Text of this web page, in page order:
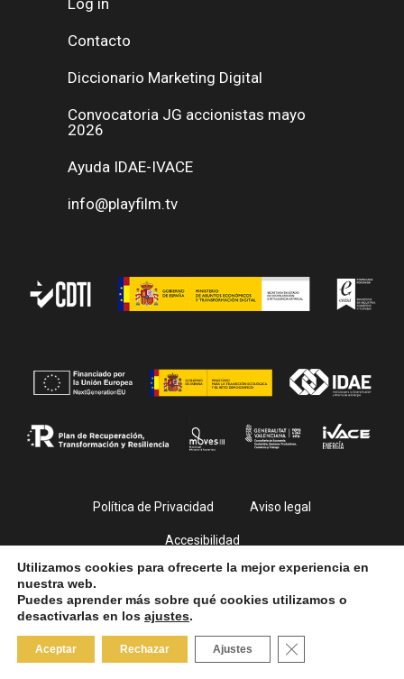
Log in
Contacto
Diccionario Marketing Digital
Convocatoria JG accionistas mayo
2026
Ayuda IDAE-IVACE
info@playfilm.tv
Política de Privacidad Aviso legal
Accesibilidad
© PlayFilm 2026. All Rights Reserved
Utilizamos cookies para ofrecerte la mejor experiencia en
nuestra web.
Puedes aprender más sobre qué cookies utilizamos o
desactivarlas en los ajustes.
Aceptar Rechazar Ajustes Close GDPR